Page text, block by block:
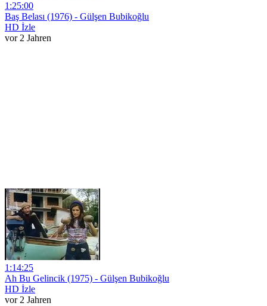
1:25:00
Baş Belası (1976) - Gülşen Bubikoğlu
HD İzle
vor 2 Jahren
1:14:25
Ah Bu Gelincik (1975) - Gülşen Bubikoğlu
HD İzle
vor 2 Jahren